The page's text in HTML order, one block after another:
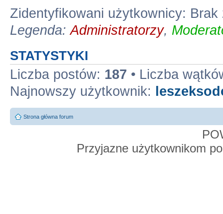
Zidentyfikowani użytkownicy:
Legenda:Administratorzy,
STATYSTYKI
Liczba postów: 187 • Liczba
Najnowszy użytkownik:
Strona główna forum
Przyjazne użytkownikom